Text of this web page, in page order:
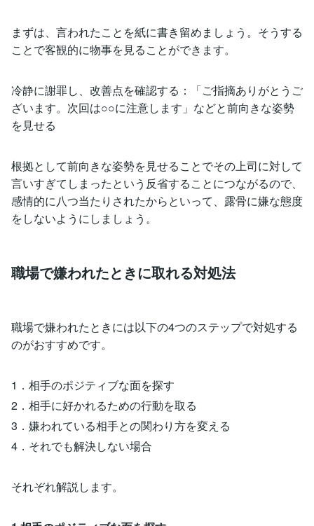
まずは、言われたことを紙に書き留めましょう。そうする
ことで客観的に物事を見ることができます。
冷静に謝罪し、改善点を確認する：「ご指摘ありがとうご
ざいます。次回は○○に注意します」などと前向きな姿勢
を見せる
根拠として前向きな姿勢を見せることでその上司に対して
言いすぎてしまったという反省することにつながるので、
感情的に八つ当たりされたからといって、露骨に嫌な態度
をしないようにしましょう。
職場で嫌われたときに取れる対処法
職場で嫌われたときには以下の4つのステップで対処する
のがおすすめです。
1．相手のポジティブな面を探す
2．相手に好かれるための行動を取る
3．嫌われている相手との関わり方を変える
4．それでも解決しない場合
それぞれ解説します。